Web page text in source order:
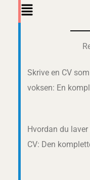
Main
Skrive en CV
voksen: En
Hvordan du
CV: Den